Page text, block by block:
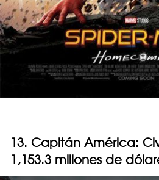
13. Capitán América:
1,153.3 millones de